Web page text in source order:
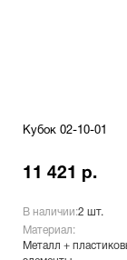
Кубок 02-10-01
11 421 р.
В наличии:2 шт.
Материал:
Металл +